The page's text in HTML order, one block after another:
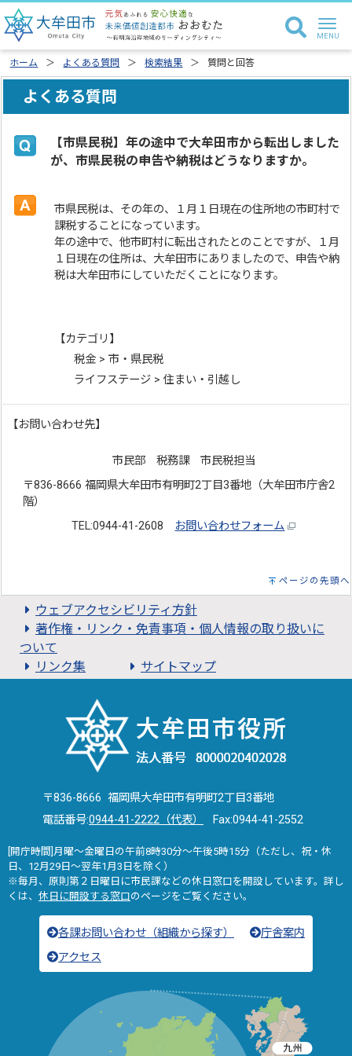
ホーム よくある質問 検索結果 質問と回答
よくある質問
【市県民税】年の途中で大牟田市から転出しました
が、市県民税の申告や納税はどうなりますか。
市県民税は、その年の、１月１日現在の住所地の市町村で
課税することになっています。
年の途中で、他市町村に転出されたとのことですが、１月
１日現在の住所は、大牟田市にありましたので、申告や納
税は大牟田市にしていただくことになります。
【カテゴリ】
税金 > 市・県民税
ライフステージ > 住まい・引越し
【お問い合わせ先】
市民部 税務課 市民税担当
〒836-8666 福岡県大牟田市有明町2丁目3番地（大牟田市庁舎2
階）
TEL:0944-41-2608
お問い合わせフォーム
ページの先頭へ
ウェブアクセシビリティ方針
著作権・リンク・免責事項・個人情報の取り扱いに
ついて
リンク集
サイトマップ
〒836-8666 福岡県大牟田市有明町2丁目3番地
電話番号:0944-41-2222（代表） Fax:0944-41-2552
[開庁時間]月曜～金曜日の午前8時30分～午後5時15分（ただし、祝・休
日、12月29日～翌年1月3日を除く）
※毎月、原則第２日曜日に市民課などの休日窓口を開設しています。詳し
くは、 休日に開設する窓口のページをご覧ください。
各課お問い合わせ（組織から探す）
庁舎案内
アクセス